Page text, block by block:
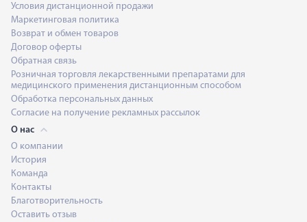
Условия дистанционной продажи
Маркетинговая политика
Возврат и обмен товаров
Договор оферты
Обратная связь
Розничная торговля лекарственными препаратами для
медицинского применения дистанционным способом
Обработка персональных данных
Согласие на получение рекламных рассылок
О нас
О компании
История
Команда
Контакты
Благотворительность
Оставить отзыв